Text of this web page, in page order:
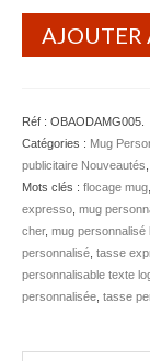
Mug
Mug
Bouteille &
Mug
Textile
AJOUTER
Réf : OBAODAMG005
Catégories : Mug
publicitaire Nouveautés
Mots clés : flocage mug
expresso mug
cher, mug personnalisé
personnalisé tasse
personnalisable texte
personnalisée tasse